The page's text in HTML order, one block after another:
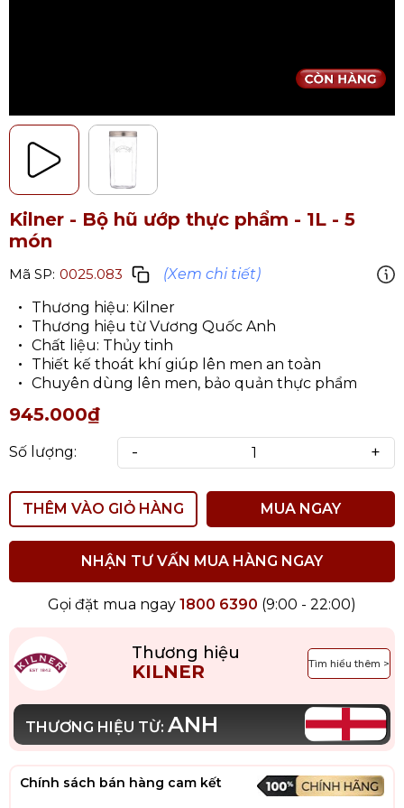
Kilner - Bộ hũ ướp thực phẩm - 1L - 5
món
Mã SP: 0025.083
(Xem chi tiết)
Thương hiệu: Kilner
Thương hiệu từ Vương Quốc Anh
Chất liệu: Thủy tinh
Thiết kế thoát khí giúp lên men an toàn
Chuyên dùng lên men, bảo quản thực phẩm
945.000₫
Số lượng: - +
THÊM VÀO GIỎ HÀNG MUA NGAY
NHẬN TƯ VẤN MUA HÀNG NGAY
Gọi đặt mua ngay 1800 6390 (9:00 - 22:00)
Thương hiệu
KILNER Tìm hiểu thêm >
THƯƠNG HIỆU TỪ: ANH
Chính sách bán hàng cam kết